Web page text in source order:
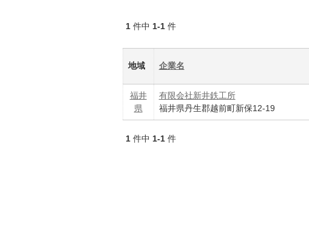
1件中 1-1件
地域 企業名
福井
県
有限会社新井鉄工所
福井県丹生郡越前町新保12‐19
1件中 1-1件